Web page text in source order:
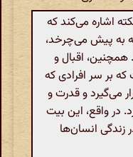
اشاره می‌کند که
به پیش می‌چرخد،
همچنین، اقبال و
بر سر افرادی که
می‌گیرد و قدرت و
در واقع، این بیت
زندگی انسان‌ها